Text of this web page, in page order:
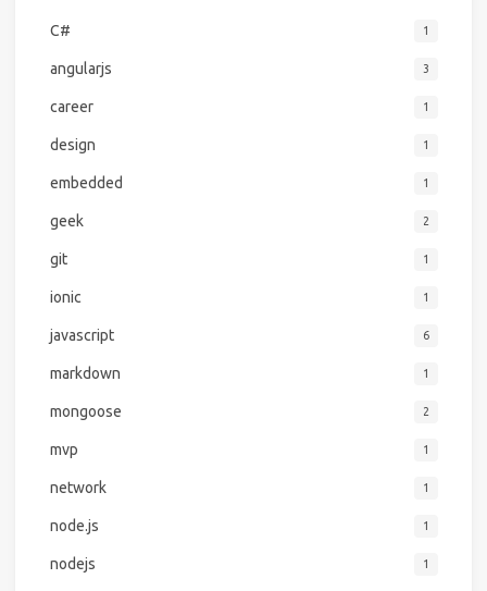
C# 1
angularjs 3
career 1
design 1
embedded 1
geek 2
git 1
ionic 1
javascript 6
markdown 1
mongoose 2
mvp 1
network 1
node.js 1
nodejs 1